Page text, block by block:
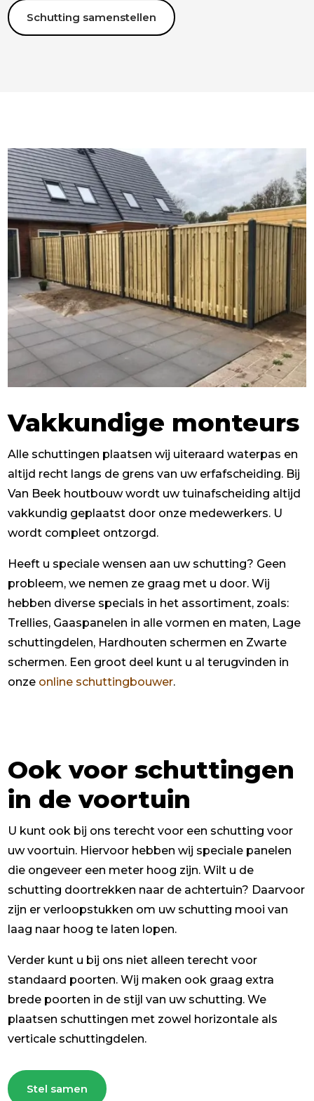
Schutting samenstellen
Vakkundige monteurs
Alle schuttingen plaatsen wij uiteraard waterpas en
altijd recht langs de grens van uw erfafscheiding. Bij
Van Beek houtbouw wordt uw tuinafscheiding altijd
vakkundig geplaatst door onze medewerkers. U
wordt compleet ontzorgd.
Heeft u speciale wensen aan uw schutting? Geen
probleem, we nemen ze graag met u door. Wij
hebben diverse specials in het assortiment, zoals:
Trellies, Gaaspanelen in alle vormen en maten, Lage
schuttingdelen, Hardhouten schermen en Zwarte
schermen. Een groot deel kunt u al terugvinden in
onze online schuttingbouwer.
Ook voor schuttingen
in de voortuin
U kunt ook bij ons terecht voor een schutting voor
uw voortuin. Hiervoor hebben wij speciale panelen
die ongeveer een meter hoog zijn. Wilt u de
schutting doortrekken naar de achtertuin? Daarvoor
zijn er verloopstukken om uw schutting mooi van
laag naar hoog te laten lopen.
Verder kunt u bij ons niet alleen terecht voor
standaard poorten. Wij maken ook graag extra
brede poorten in de stijl van uw schutting. We
plaatsen schuttingen met zowel horizontale als
verticale schuttingdelen.
Stel samen